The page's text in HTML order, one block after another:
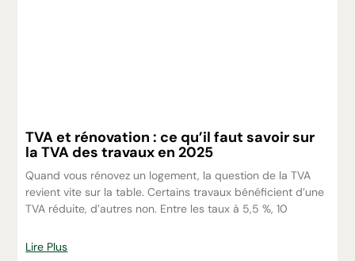
TVA et rénovation : ce qu’il faut savoir sur
la TVA des travaux en 2025
Quand vous rénovez un logement, la question de la TVA
revient vite sur la table. Certains travaux bénéficient d’une
TVA réduite, d’autres non. Entre les taux à 5,5 %, 10
Lire Plus